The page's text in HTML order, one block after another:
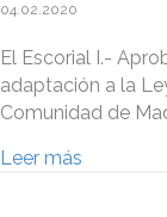
04.02.2020
El Escorial I.-
adaptación a la
Comunidad de
Leer más